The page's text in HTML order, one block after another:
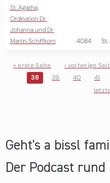
St. Agatha,
Ordination Dr.
Johanna und Dr.
Martin Schiffkorn
4084 St.
Seiten
« erste Seite ‹ vorherige
38
39 40 41
Geht's a bissl
Der Podcast rund